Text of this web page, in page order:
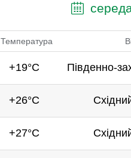
Температура
+19°C Південно-
+26°C
+27°C